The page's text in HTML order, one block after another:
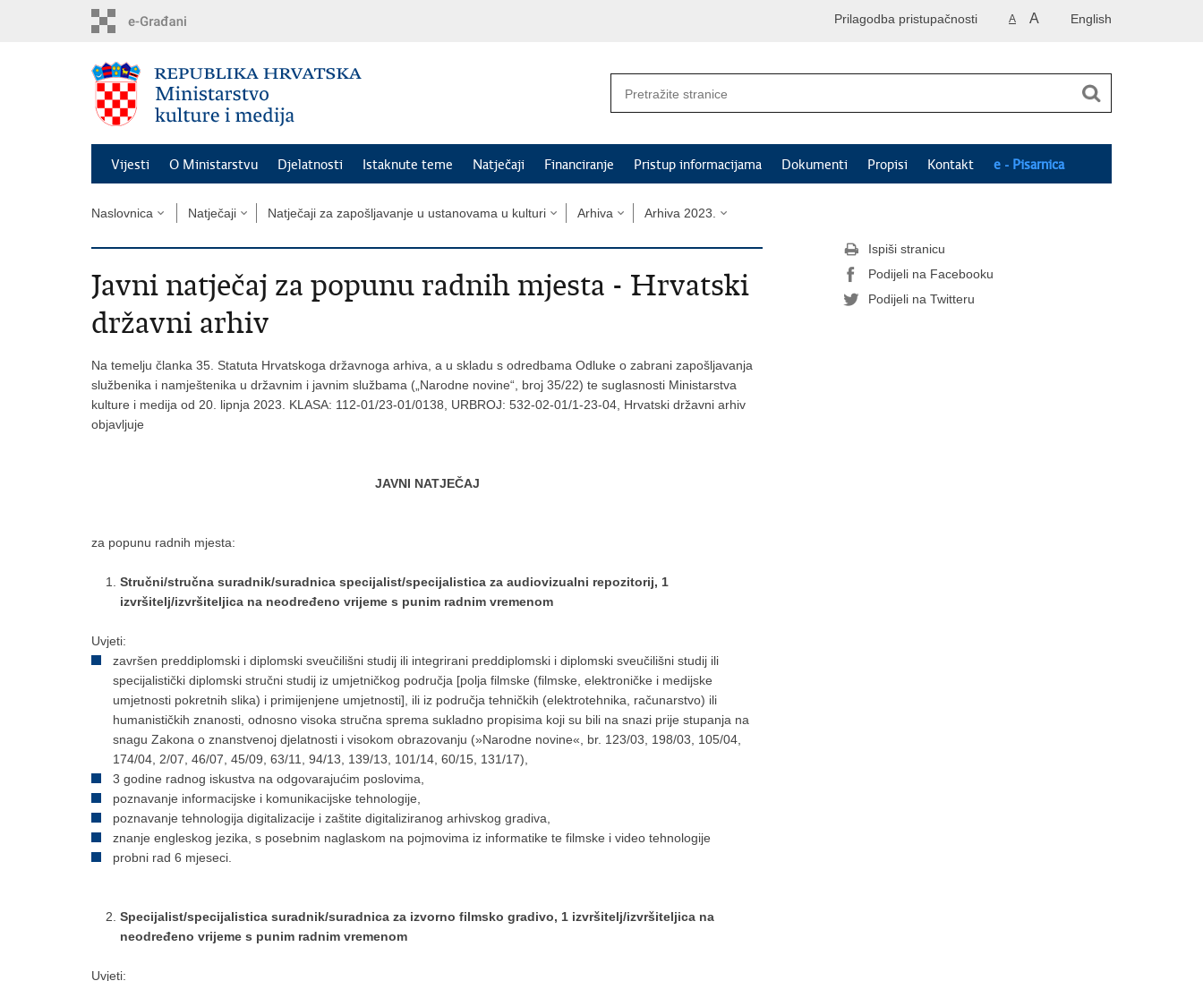
English
A A
Prilagodba pristupačnosti
Vijesti O Ministarstvu Djelatnosti Istaknute teme Natječaji Financiranje Pristup informacijama Dokumenti Propisi Kontakt e - Pisarnica
Naslovnica Natječaji Natječaji za zapošljavanje u ustanovama u kulturi Arhiva Arhiva 2023.
Javni natječaj za popunu radnih mjesta - Hrvatski
državni arhiv
Na temelju članka 35. Statuta Hrvatskoga državnoga arhiva, a u skladu s odredbama Odluke o zabrani zapošljavanja
službenika i namještenika u državnim i javnim službama („Narodne novine“, broj 35/22) te suglasnosti Ministarstva
kulture i medija od 20. lipnja 2023. KLASA: 112-01/23-01/0138, URBROJ: 532-02-01/1-23-04, Hrvatski državni arhiv
objavljuje
JAVNI NATJEČAJ
za popunu radnih mjesta:
Stručni/stručna suradnik/suradnica specijalist/specijalistica za audiovizualni repozitorij, 1
izvršitelj/izvršiteljica na neodređeno vrijeme s punim radnim vremenom
Uvjeti:
završen preddiplomski i diplomski sveučilišni studij ili integrirani preddiplomski i diplomski sveučilišni studij ili
specijalistički diplomski stručni studij iz umjetničkog područja [polja filmske (filmske, elektroničke i medijske
umjetnosti pokretnih slika) i primijenjene umjetnosti], ili iz područja tehničkih (elektrotehnika, računarstvo) ili
humanističkih znanosti, odnosno visoka stručna sprema sukladno propisima koji su bili na snazi prije stupanja na
snagu Zakona o znanstvenoj djelatnosti i visokom obrazovanju (»Narodne novine«, br. 123/03, 198/03, 105/04,
174/04, 2/07, 46/07, 45/09, 63/11, 94/13, 139/13, 101/14, 60/15, 131/17),
3 godine radnog iskustva na odgovarajućim poslovima,
poznavanje informacijske i komunikacijske tehnologije,
poznavanje tehnologija digitalizacije i zaštite digitaliziranog arhivskog gradiva,
znanje engleskog jezika, s posebnim naglaskom na pojmovima iz informatike te filmske i video tehnologije
probni rad 6 mjeseci.
Specijalist/specijalistica suradnik/suradnica za izvorno filmsko gradivo, 1 izvršitelj/izvršiteljica na
neodređeno vrijeme s punim radnim vremenom
Uvjeti:
Ispiši stranicu
Podijeli na Facebooku
Podijeli na Twitteru